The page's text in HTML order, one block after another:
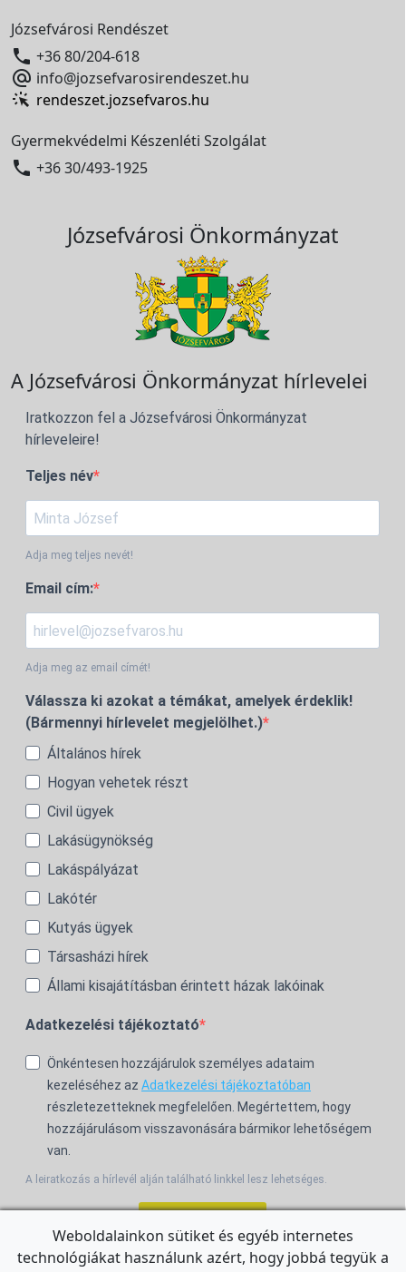
Józsefvárosi Rendészet
 +36 80/204-618
 info@jozsefvarosirendeszet.hu
rendeszet.jozsefvaros.hu
Gyermekvédelmi Készenléti Szolgálat
 +36 30/493-1925
Józsefvárosi Önkormányzat
A Józsefvárosi Önkormányzat hírlevelei
Iratkozzon fel a Józsefvárosi Önkormányzat
hírleveleire!
Teljes név
Adja meg teljes nevét!
Email cím:
Adja meg az email címét!
Válassza ki azokat a témákat, amelyek érdeklik!
(Bármennyi hírlevelet megjelölhet.)
Általános hírek
Hogyan vehetek részt
Civil ügyek
Lakásügynökség
Lakáspályázat
Lakótér
Kutyás ügyek
Társasházi hírek
Állami kisajátításban érintett házak lakóinak
Adatkezelési tájékoztató
Önkéntesen hozzájárulok személyes adataim
kezeléséhez az Adatkezelési tájékoztatóban
részletezetteknek megfelelően. Megértettem, hogy
hozzájárulásom visszavonására bármikor lehetőségem
van.
A leiratkozás a hírlevél alján található linkkel lesz lehetséges.
Weboldalainkon sütiket és egyéb internetes
technológiákat használunk azért, hogy jobbá tegyük a